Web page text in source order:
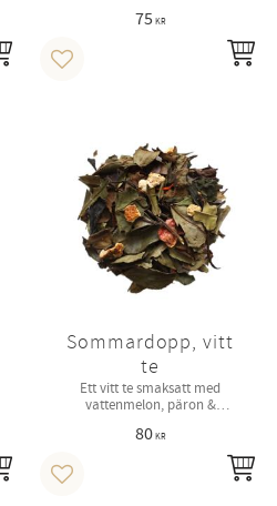
75 KR
Lägg till i favoriter
Sommardopp, vitt
te
Ett vitt te smaksatt med
vattenmelon, päron &
80KR
Lägg till i favoriter